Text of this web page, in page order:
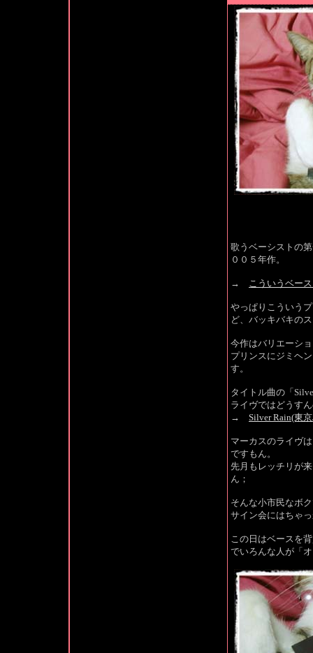
歌うベーシストの
００５年作。
→ こういうベー
やっぱりこういう
ど、バッキバキの
今作はバリエーシ
プリンスにジミヘ
す。
タイトル曲の「
ライヴではどうす
→ Silver Rain(東
マーカスのライヴ
ですもん。
先月もレッチリが
ん；
そんな小市民なボ
サイン会にはちゃ
この日はベースを
でいろんな人が「